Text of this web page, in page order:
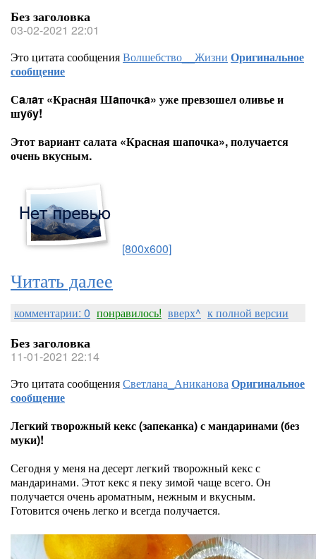
Без заголовка
03-02-2021 22:01
Это цитата сообщенияВолшебство__Жизни Оригинальное
сообщение
Сaлaт «Краснaя Шaпочкa» уже превзошел оливье и
шyбy!
Этот вариант салата «Красная шапочка», получается
очень вкусным.
[800x600]
Читать далее
комментарии: 0 понравилось! вверх^ к полной версии
Без заголовка
11-01-2021 22:14
Это цитата сообщенияСветлана_АникановаОригинальное
сообщение
Легкий творожный кекс (запеканка) с мандаринами (без
муки)!
Сегодня у меня на десерт легкий творожный кекс с
мандаринами. Этот кекс я пеку зимой чаще всего. Он
получается очень ароматным, нежным и вкусным.
Готовится очень легко и всегда получается.